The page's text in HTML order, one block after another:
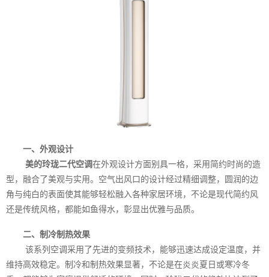
一、外观设计
美的玲珑二代空调在外观设计方面别具一格，采用简约时尚的造
型，融合了美观与实用。空气出风口的设计经过精细调整，圆润的边
角与纯白的表面使其能够轻松融入各种家居环境，不论是现代简约风
还是传统风格，都能如鱼得水，彰显出优雅与品质。
二、制冷制热效果
该系列空调采用了先进的变频技术，能够迅速达成设定温度，并
维持高效稳定。制冷和制热效果显著，不论是在炎炎夏日或寒冷冬